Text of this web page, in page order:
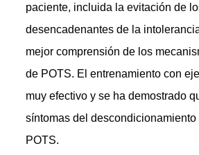
paciente, incluida la evitación de
desencadenantes de la
mejor comprensión de los
de POTS. El entrenamiento con
muy efectivo y se ha demostrado
síntomas del
POTS.